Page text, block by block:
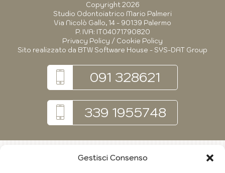
Gestisci Consenso
Copyright 2026
Studio Odontoiatrico Mario Palmeri
Via Nicolò Gallo, 14 - 90139 Palermo
P. IVA: IT04071790820
Privacy Policy / Cookie Policy
Sito realizzato da BTW Software House - SYS-DAT Group
091 328621
339 1955748